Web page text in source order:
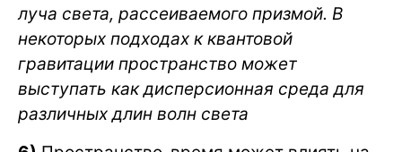
луча света, рассеиваемого призмой. В
некоторых подходах к квантовой
гравитации пространство может
выступать как дисперсионная среда для
различных длин волн света